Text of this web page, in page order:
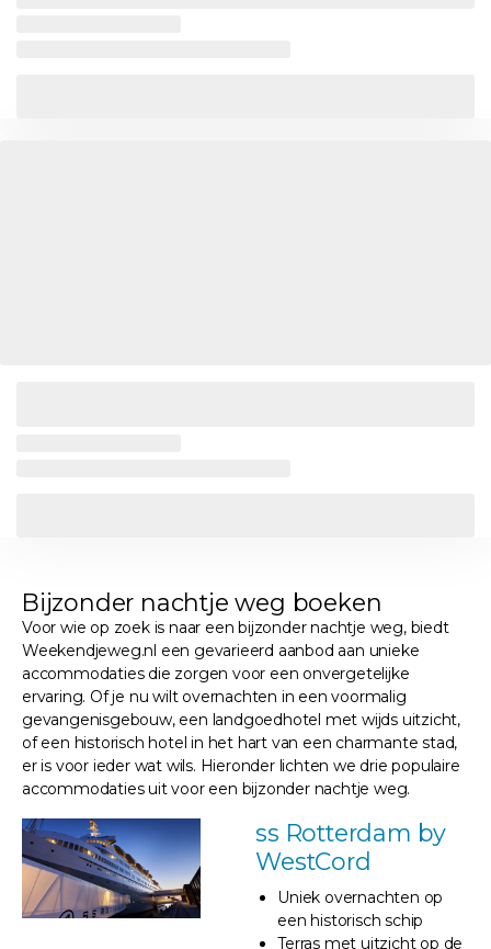
Bijzonder nachtje weg boeken
Voor wie op zoek is naar een bijzonder nachtje weg, biedt
Weekendjeweg.nl een gevarieerd aanbod aan unieke
accommodaties die zorgen voor een onvergetelijke
ervaring. Of je nu wilt overnachten in een voormalig
gevangenisgebouw, een landgoedhotel met wijds uitzicht,
of een historisch hotel in het hart van een charmante stad,
er is voor ieder wat wils. Hieronder lichten we drie populaire
accommodaties uit voor een bijzonder nachtje weg.
ss Rotterdam by
WestCord
Uniek overnachten op
een historisch schip
Terras met uitzicht op de